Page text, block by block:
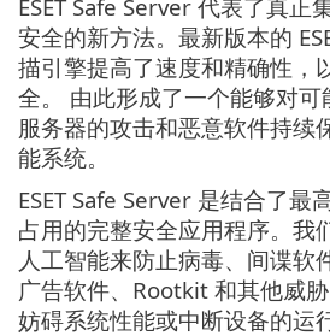
ESET Safe Server 代表了真正
安全的新方法。最新版本的
描引擎提高了速度和精确性，
全。 由此形成了一个能够对
服务器的攻击和恶意软件持续
能系统。
ESET Safe Server 是结合了最
占用的完整安全应用程序。我
人工智能来防止病毒、间谍软
广告软件、Rootkit 和其他威
妨碍系统性能或中断设备的运行